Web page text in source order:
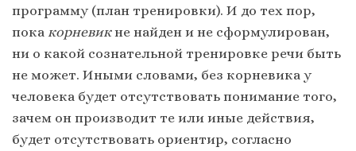
программу (план тренировки). И до тех пор,
пока корневикне найден и не сформулирован,
ни о какой сознательной тренировке речи быть
не может. Иными словами, без корневика у
человека будет отсутствовать понимание того,
зачем он производит те или иные действия,
будет отсутствовать ориентир, согласно